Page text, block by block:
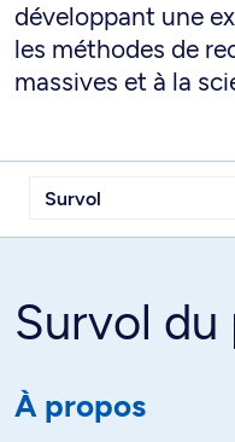
développant une
les méthodes de
massives et à la
Survol
À propos